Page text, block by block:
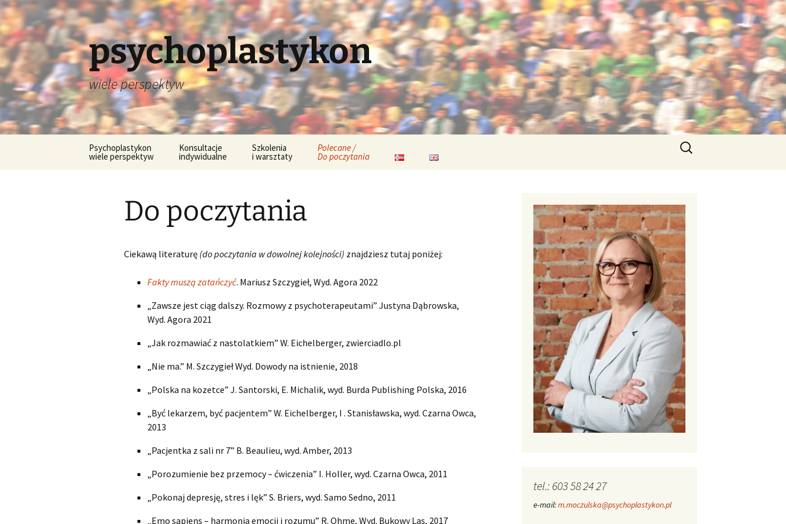
psychoplastykon
wiele perspektyw
treści
Psychoplastykon
wiele perspektyw
Konsultacje
indywidualne
Szkolenia
i warsztaty
Najbardziej popularne
Adresaci szkoleń i
Szkolenia wyjazdowe Ważne jest zrobić sobie
szkoleniowo–
relaksacyjny dla lekarzy
Polecane /
Do poczytania
Szukaj:
Do poczytania
Ciekawą literaturę (do poczytania w dowolnej kolejności) znajdziesz tutaj poniżej:
Fakty muszą zatańczyć. Mariusz Szczygieł, Wyd. Agora 2022
„Zawsze jest ciąg dalszy. Rozmowy z psychoterapeutami” Justyna Dąbrowska,
Wyd. Agora 2021
„Jak rozmawiać z nastolatkiem” W. Eichelberger, zwierciadlo.pl
„Nie ma.” M. Szczygieł Wyd. Dowody na istnienie, 2018
„Polska na kozetce” J. Santorski, E. Michalik, wyd. Burda Publishing Polska, 2016
„Być lekarzem, być pacjentem” W. Eichelberger, I . Stanisławska, wyd. Czarna Owca,
2013
„Pacjentka z sali nr 7” B. Beaulieu, wyd. Amber, 2013
„Porozumienie bez przemocy – ćwiczenia” I. Holler, wyd. Czarna Owca, 2011
„Pokonaj depresję, stres i lęk” S. Briers, wyd. Samo Sedno, 2011
„Emo sapiens – harmonia emocji i rozumu” R. Ohme, Wyd. Bukowy Las, 2017
tel.: 603 58 24 27
e-mail:m.moczulska@psychoplastykon.pl